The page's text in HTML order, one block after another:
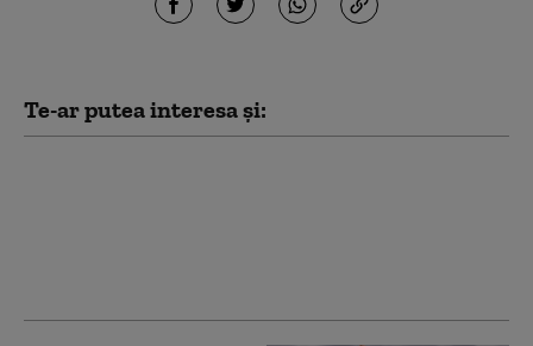
Te-ar putea interesa și: